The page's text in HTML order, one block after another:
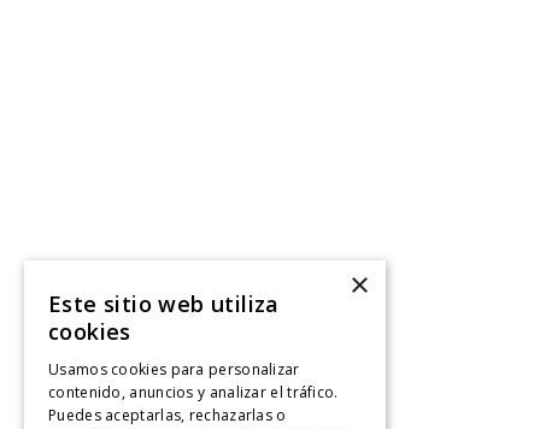
×
Este sitio web utiliza
cookies
Usamos cookies para personalizar
contenido, anuncios y analizar el tráfico.
Puedes aceptarlas, rechazarlas o